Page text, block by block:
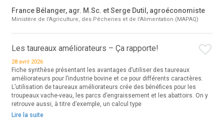
France Bélanger, agr. M.Sc. et Serge Dutil, agroéconomiste
Ministère de l'Agriculture, des Pêcheries et de l'Alimentation (MAPAQ)
Les taureaux améliorateurs – Ça rapporte!
28 avril 2026
Fiche synthèse présentant les avantages d’utiliser des taureaux
améliorateurs pour l’industrie bovine et ce pour différents caractères.
L’utilisation de taureaux améliorateurs crée des bénéfices pour les
troupeaux vache-veau, les parcs d’engraissement et les abattoirs. On y
retrouve aussi, à titre d’exemple, un calcul type
Lire la suite